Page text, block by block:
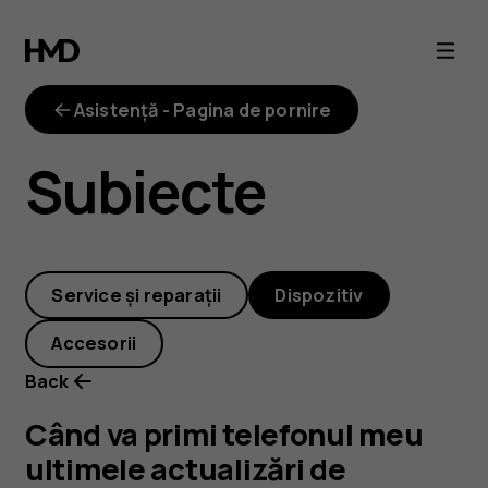
Când
va
primi
telefonul
meu
ultimele
actualizări
de
Asistență - Pagina de pornire
Subiecte
Service și reparații Dispozitiv
Accesorii
Back
Când va primi telefonul meu
ultimele actualizări de